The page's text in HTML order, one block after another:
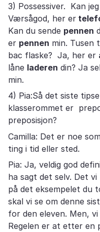
3) Possessiver. Kan
Værsågod, her er
Kan du sende pennen
er pennen min. Tusen
bac flaske? Ja, her er
låne laderen din? Ja
min.
4) Pia:Så det siste
klasserommet er
preposisjon?
Camilla: Det er noe
ting i tid eller sted.
Pia: Ja, veldig god
ha sagt det selv. Det
på det eksempelet du
skal vi se om denne
for den eleven. Men,
Regelen er at etter en